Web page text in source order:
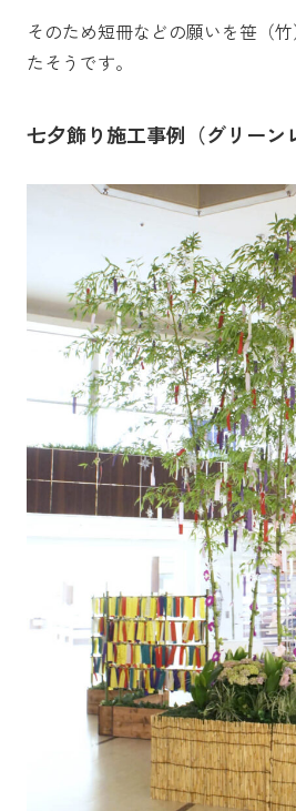
そのため短冊などの願いを笹（
たそうです。
七夕飾り施工事例（グリーン